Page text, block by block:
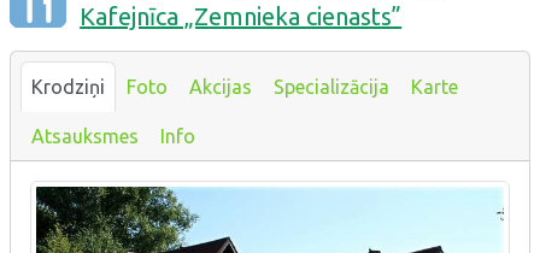
Kafejnīca „Zemnieka cienasts”
Krodziņi Foto Akcijas Specializācija Karte
Atsauksmes Info